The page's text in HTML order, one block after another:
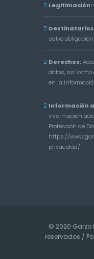
Legitimación:
salvo
Derechos:
datos, así como
en la
Información
información
Protección de
https://
privacidad/
© 2020 Garzo
reservados /